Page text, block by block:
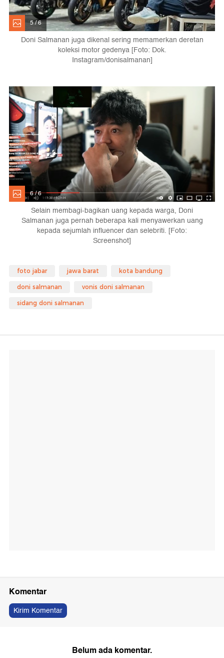
5 / 6
Doni Salmanan juga dikenal sering memamerkan deretan
koleksi motor gedenya [Foto: Dok.
Instagram/donisalmanan]
6 / 6
Selain membagi-bagikan uang kepada warga, Doni
Salmanan juga pernah beberapa kali menyawerkan uang
kepada sejumlah influencer dan selebriti. [Foto:
Screenshot]
foto jabar jawa barat kota bandung
doni salmanan vonis doni salmanan
sidang doni salmanan
Komentar
Kirim Komentar
Belum ada komentar.